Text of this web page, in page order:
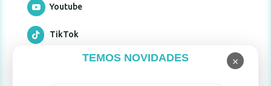
 Youtube
 TikTok
TEMOS NOVIDADES ×